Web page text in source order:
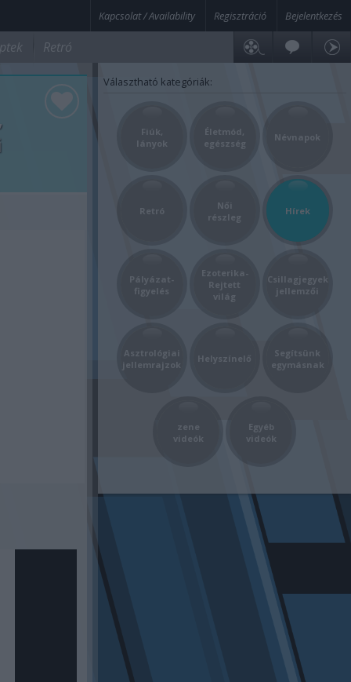
Kapcsolat / Availability Regisztráció Bejelentkezés
Retró
Választható kategóriák:
Fiúk,
lányok
Életmód,
egészség
Névnapok
Retró
Női
részleg
Hírek
Pályázat-
figyelés
Ezoterika-
Rejtett
világ
Csillagjegyek
jellemzői
Asztrológiai
jellemrajzok
Helyszínelő
Segítsünk
egymásnak
zene
videók
Egyéb
videók